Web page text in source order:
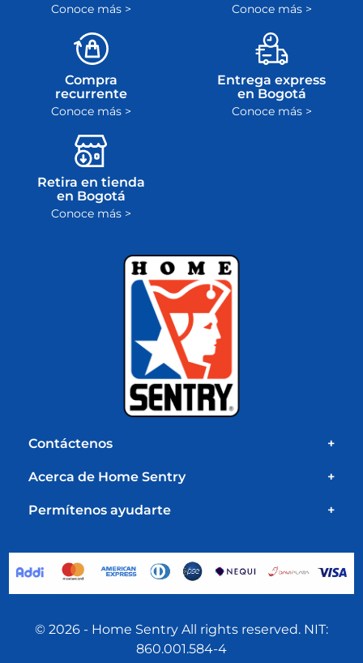
Conoce más > Conoce más >
Compra
recurrente
Conoce más >
Entrega express
en Bogotá
Conoce más >
Retira en tienda
en Bogotá
Conoce más >
Contáctenos +
Acerca de Home Sentry +
Permítenos ayudarte +
© 2026 - Home Sentry All rights reserved. NIT:
860.001.584-4